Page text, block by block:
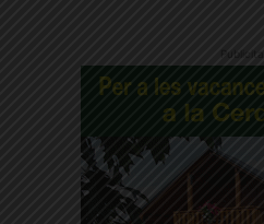
Publicitat